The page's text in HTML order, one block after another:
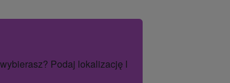
Podaj lokalizację lub nazwę hotelu.